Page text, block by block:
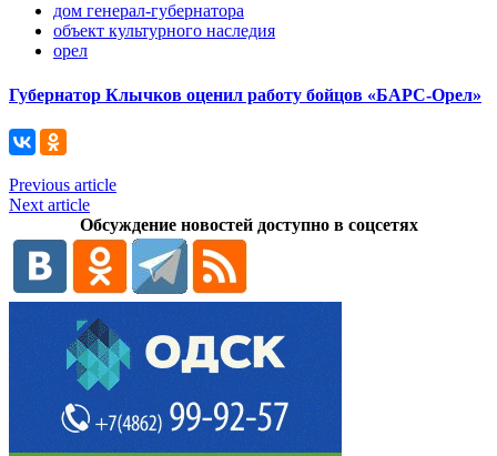
дом генерал-губернатора
объект культурного наследия
орел
Губернатор Клычков оценил работу бойцов «БАРС-Орел»
Previous article
Next article
Обсуждение новостей доступно в соцсетях